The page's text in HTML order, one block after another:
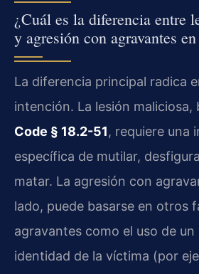
¿Cuál es la diferencia entre
y agresión con agravantes
La diferencia principal radica
intención. La lesión maliciosa,
Code § 18.2-51, requiere una
específica de mutilar,
matar. La agresión con
lado, puede basarse en otros
agravantes como el uso de un
identidad de la víctima (por